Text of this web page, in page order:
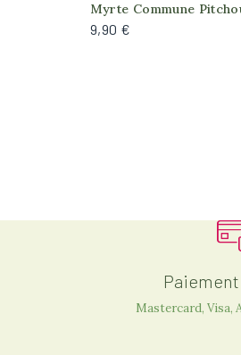
Myrte Commune
9,90 €
Mastercard, Visa,